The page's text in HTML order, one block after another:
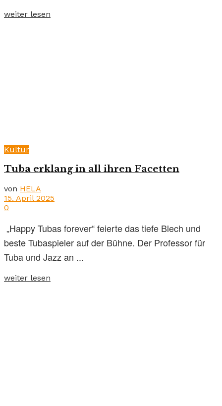
weiter lesen
Kultur
Tuba erklang in all ihren Facetten
von HELA
15. April 2025
0
„Happy Tubas forever“ feierte das tiefe Blech und
beste Tubaspieler auf der Bühne. Der Professor für
Tuba und Jazz an ...
weiter lesen